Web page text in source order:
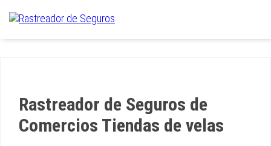
Rastreador de Seguros de
Comercios Tiendas de velas